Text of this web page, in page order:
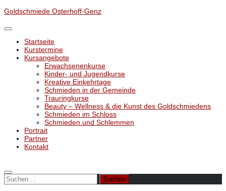
Unter
Inhalt
Goldschmiede Osterhoff-Genz
Startseite
Kurstermine
Kursangebote
Erwachsenenkurse
Kinder- und Jugendkurse
Kreative Einkehrtage
Schmieden in der Gemeinde
Trauringkurse
Beauty – Wellness & die Kunst des Goldschmiedens
Schmieden im Schloss
Schmieden und Schlemmen
Portrait
Partner
Kontakt
Suchen
nach: